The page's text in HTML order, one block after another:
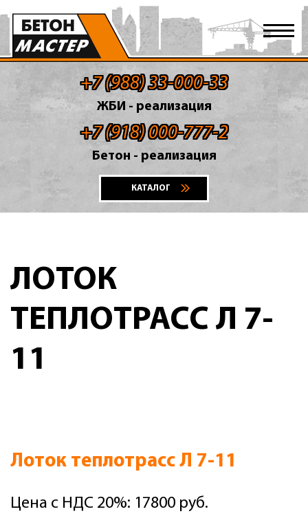
+7 (988) 33-000-33
ЖБИ - реализация
+7 (918) 000-777-2
Бетон - реализация
КАТАЛОГ
ЛОТОК
ТЕПЛОТРАСС Л 7-
11
Лоток теплотрасс Л 7-11
Цена с НДС 20%: 17800 руб.